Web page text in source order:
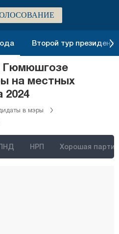
Второй тур
на местных
2024
в мэры
НРП Хорошая партия